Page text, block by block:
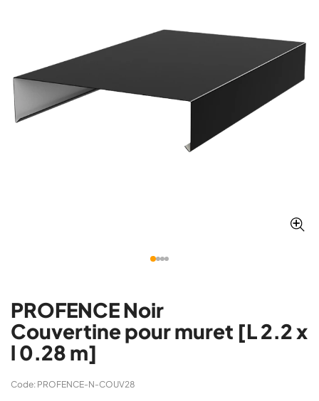
PROFENCE Noir
Couvertine pour muret [L 2.2 x
l 0.28 m]
Code: PROFENCE-N-COUV28